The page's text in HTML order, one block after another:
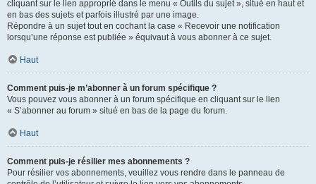
cliquant sur le lien approprié dans le menu « Outils du sujet », situé en haut et
en bas des sujets et parfois illustré par une image.
Répondre à un sujet tout en cochant la case « Recevoir une notification
lorsqu’une réponse est publiée » équivaut à vous abonner à ce sujet.
Haut
Comment puis-je m’abonner à un forum spécifique ?
Vous pouvez vous abonner à un forum spécifique en cliquant sur le lien
« S’abonner au forum » situé en bas de la page du forum.
Haut
Comment puis-je résilier mes abonnements ?
Pour résilier vos abonnements, veuillez vous rendre dans le panneau de